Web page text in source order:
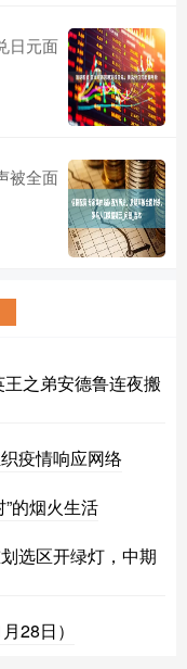
日元面
被全面
之弟安德鲁连夜搬
疫情响应网络
的烟火生活
选区开绿灯，中期
28日）